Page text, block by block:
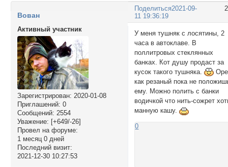
Поделиться2021-09-
11 19:36:19
Вован
Активный участник
Зарегистрирован: 2020-01-08
Приглашений: 0
Сообщений: 2554
Уважение: [+649/-26]
Провел на форуме:
1 месяц 0 дней
Последний визит:
2021-12-30 10:27:53
У меня тушняк с лосятины, 2
часа в автоклаве. В
поллитровых стеклянных
банках. Кот душу продаст за
кусок такого тушняка.
как резаный пока не
ему. Можно полить с банки
водичкой что нить-сожрет
манную кашу.
0